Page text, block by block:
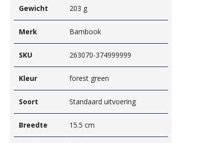
Gewicht 203 g
Merk Bambook
SKU 263070-374999999
Kleur forest green
Soort Standaard uitvoering
Breedte 15.5 cm